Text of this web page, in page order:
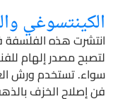
الكينتسوغي
انتشرت هذه الفلسفة
لتصبح مصدر إلهام
سواء. تستخدم ورش
فن إصلاح الخزف